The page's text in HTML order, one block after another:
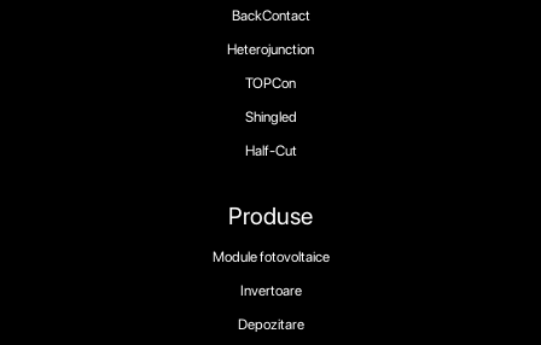
Produse
Module fotovoltaice
Invertoare
Depozitare
BackContact
Heterojunction
TOPCon
Shingled
Half-Cut